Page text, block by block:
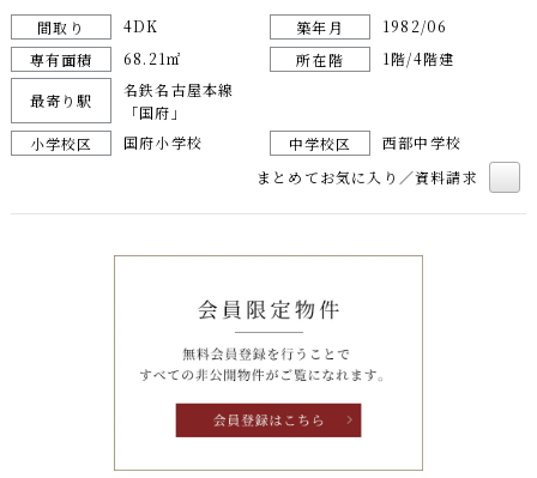
間取り 4DK 築年月
1982/06
専有面積
68.21㎡ 所在階 1階/4階建
最寄り駅
名鉄名古屋本線
「国府」
小学校区
国府小学校 中学校区
西部中学校
まとめてお気に入り／資料請求